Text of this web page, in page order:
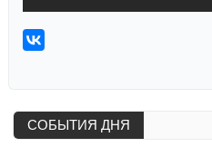
СОБЫТИЯ ДНЯ